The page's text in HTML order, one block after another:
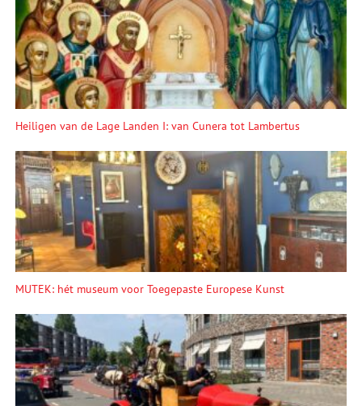
Heiligen van de Lage Landen I: van Cunera tot Lambertus
MUTEK: hét museum voor Toegepaste Europese Kunst